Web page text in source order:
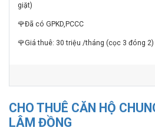
giặt)
🌹Đã có GPKD,PCCC
🌹Giá thuê: 30 triệu /tháng (cọc 3 đóng 2)
CHO THUÊ CĂN HỘ
LÂM ĐỒNG